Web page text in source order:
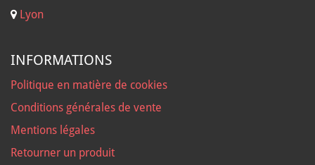
Lyon
INFORMATIONS
Politique en matière de cookies
Conditions générales de vente
Mentions légales
Retourner un produit